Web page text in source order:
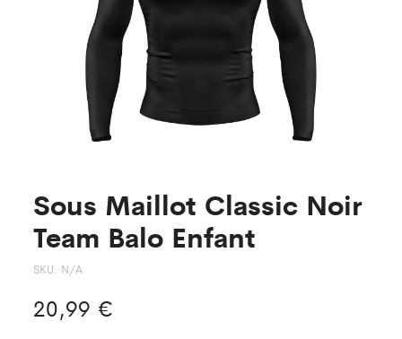
Sous Maillot Classic Noir
Team Balo Enfant
SKU: N/A
20,99 €